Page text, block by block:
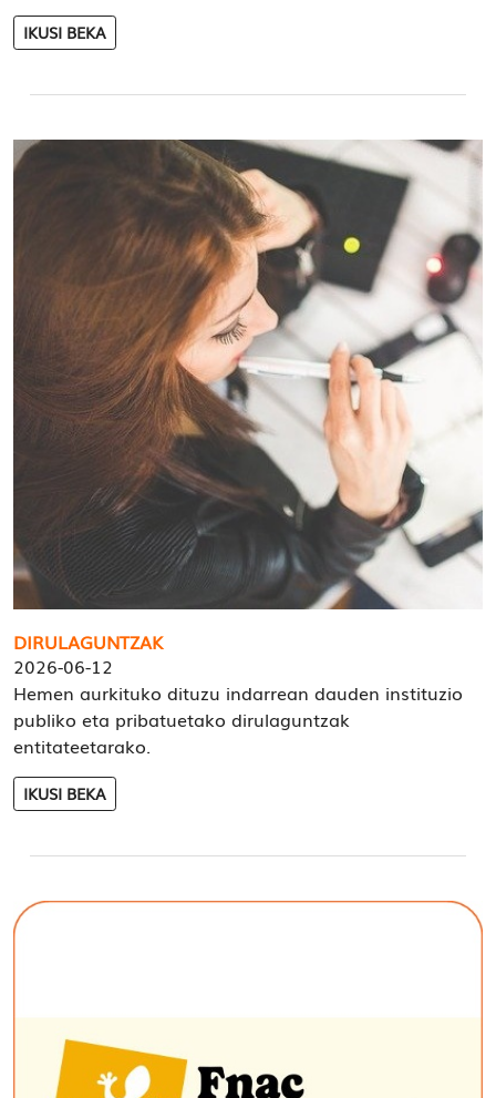
IKUSI BEKA
DIRULAGUNTZAK
2026-06-12
Hemen aurkituko dituzu indarrean dauden instituzio
publiko eta pribatuetako dirulaguntzak
entitateetarako.
IKUSI BEKA